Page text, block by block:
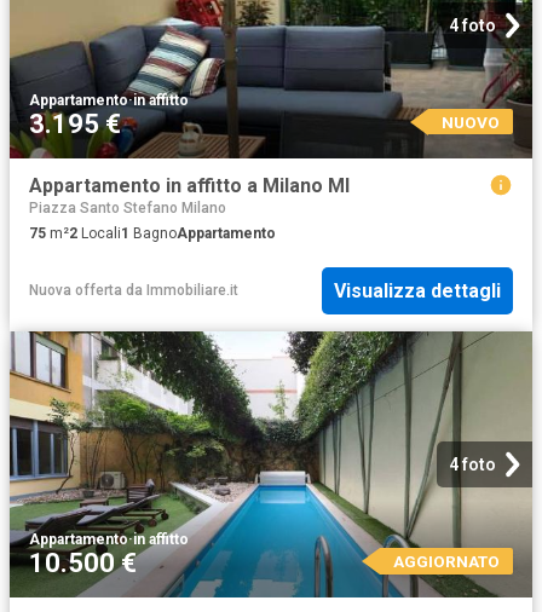
4 foto
Appartamento·in affitto
3.195 € NUOVO
Appartamento in affitto a Milano MI
Piazza Santo Stefano Milano
75 m²2 Locali1 BagnoAppartamento
Nuova offerta da Immobiliare.it Visualizza dettagli
4 foto
Appartamento·in affitto
10.500 € AGGIORNATO